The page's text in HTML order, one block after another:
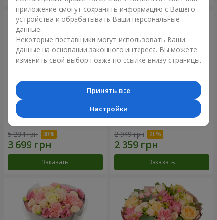
Букет "Your Smile"
5 284 грн
Заказать
Букет "Прикосновение
2 949 грн
Заказать
приложение смогут сохранять информацию с Вашего
устройства и обрабатывать Ваши персональные
данные.
Некоторые поставщики могут использовать Ваши
данные на основании законного интереса. Вы можете
изменить свой выбор позже по ссылке внизу страницы.
Принять все
Настройки